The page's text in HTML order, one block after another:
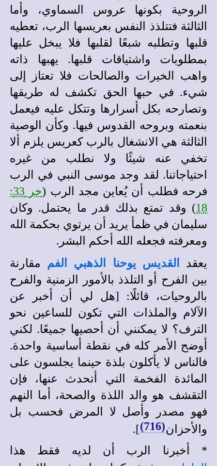
الروحية بكونها عروس السماوي، وأما
الثالثة فتتلذذ النفس بعريسها الرب، تعطيه
قلبها وتطلبه شبعًا لقلبها فلا يبخل عليها
بمطلوبات واشتياقات قلبها. يهبها ذاته
واهب الخيرات والصالحات فلا تعتاز إلى
شيء. في حبها الحق تكشف له طريقها
وتصارحه بكل أسرارها وتتكل عليه فيعمل
بنعمته وبروحه القدوس فيها. وكأن الوصية
الثالثة هي الانشغال بالرب كعريس يلزم ألا
تخفي عنه شيئًا ولا نطلب من غيره
احتياجاتنا. لقد وجد موسى النبي في الرب
فرحه فطلب أن يُعاين مجد الرب (
خر 33:
18) وقد تمتع بذلك قدر ما يحتمل. وكان
سليمان في ظمأ يريد أن يرتوي بحكمة الله
ومعرفته فجعله الله أحكم البشر.
يعقد
القديس يوحنا الذهبي الفم مقارنة
بين الفرح أو التلذذ بالأمور الزمنية والفرح
بالروحيات، قائلًا: [هل لي أن أخبر عن
الآلام والملذات التي تكون للساعين نحو
الترف؟ لا يمكنني أن أحصيها جميعًا. لكني
أوضح الأمر كله في نقطة أساسية واحدة.
فالناس لا يأكلون بلذة حينما يجلسون على
المائدة الفخمة التي أتحدث عنها، فإن
التقشف هو والد اللذة والصحة، أما النهم
فهو مصدر وأصل لا المرض فحسب بل
والأحزان(716)
]
.
*
أخبرنا الرب أن لديه فقط هذا